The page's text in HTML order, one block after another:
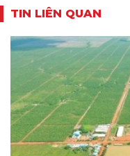
TIN LIÊN QUAN